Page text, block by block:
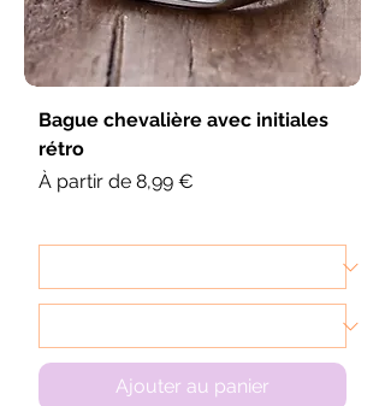
Bague chevalière avec initiales
rétro
À partir de 8,99 €
Prix promotionnel
Ajouter au panier